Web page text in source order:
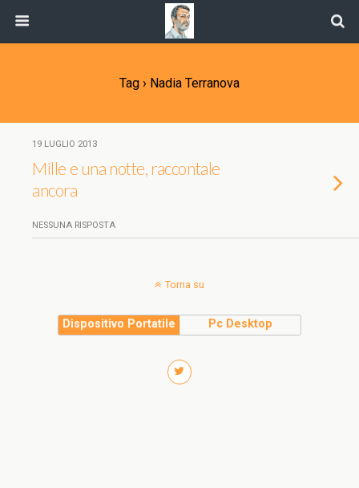
Tag › Nadia Terranova
19 LUGLIO 2013
Mille e una notte, raccontale
ancora
NESSUNA RISPOSTA
Torna su
Dispositivo Portatile Pc Desktop